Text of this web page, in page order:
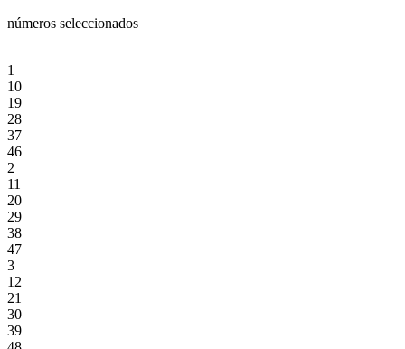
números seleccionados
1
10
19
28
37
46
2
11
20
29
38
47
3
12
21
30
39